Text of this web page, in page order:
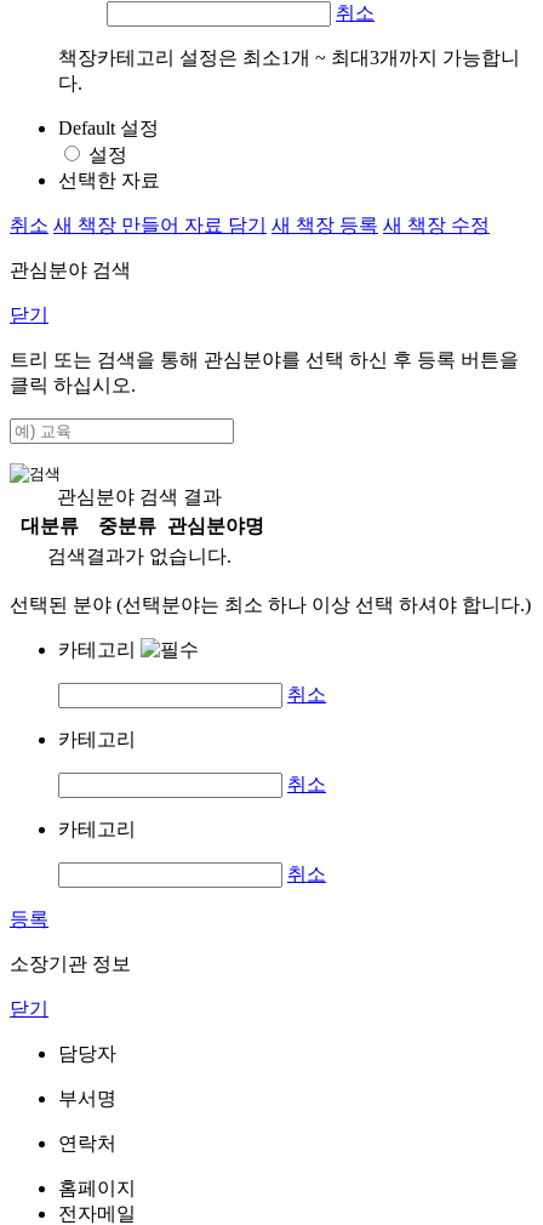
취소
책장카테고리 설정은 최소1개 ~ 최대3개까지 가능합니
다.
Default 설정
설정
선택한 자료
취소 새 책장 만들어 자료 담기 새 책장 등록 새 책장 수정
관심분야 검색
닫기
트리 또는 검색을 통해 관심분야를 선택 하신 후 등록 버튼을
클릭 하십시오.
관심분야 검색 결과
대분류
중분류
관심분야명
검색결과가 없습니다.
선택된 분야 (선택분야는 최소 하나 이상 선택 하셔야 합니다.)
카테고리
취소
카테고리
취소
카테고리
취소
등록
소장기관 정보
닫기
담당자
부서명
연락처
홈페이지
전자메일